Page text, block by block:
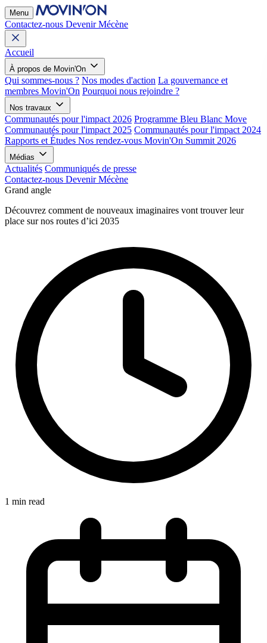
Menu
Contactez-nous Devenir Mécène
Accueil
À propos de Movin'On
Qui sommes-nous ? Nos modes d'action La gouvernance et
membres Movin'On Pourquoi nous rejoindre ?
Nos travaux
Communautés pour l'impact 2026 Programme Bleu Blanc Move
Communautés pour l'impact 2025 Communautés pour l'impact 2024
Rapports et Études Nos rendez-vous Movin'On Summit 2026
Médias
Actualités Communiqués de presse
Contactez-nous Devenir Mécène
Grand angle
Découvrez comment de nouveaux imaginaires vont trouver leur
place sur nos routes d’ici 2035
1 min read